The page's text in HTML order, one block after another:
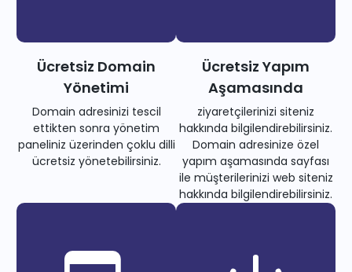
Ücretsiz Domain
Yönetimi
Domain adresinizi tescil
ettikten sonra yönetim
paneliniz üzerinden çoklu dilli
ücretsiz yönetebilirsiniz.
Ücretsiz Yapım
Aşamasında
ziyaretçilerinizi siteniz
hakkında bilgilendirebilirsiniz.
Domain adresinize özel
yapım aşamasında sayfası
ile müşterilerinizi web siteniz
hakkında bilgilendirebilirsiniz.